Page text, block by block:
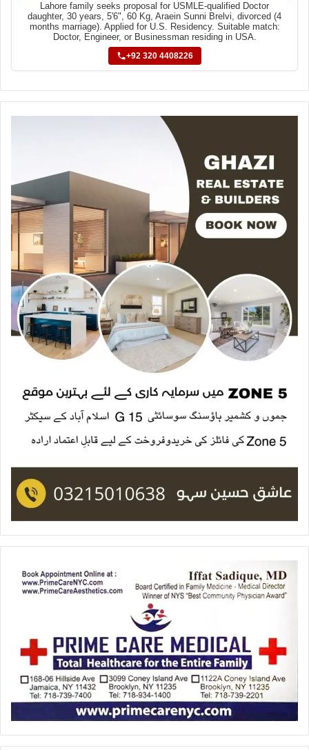
Lahore family seeks proposal for USMLE-qualified Doctor
daughter, 30 years, 5'6", 60 Kg, Araein Sunni Brelvi, divorced (4
months marriage). Applied for U.S. Residency. Suitable match:
Doctor, Engineer, or Businessman residing in USA.
+92 320 4408226